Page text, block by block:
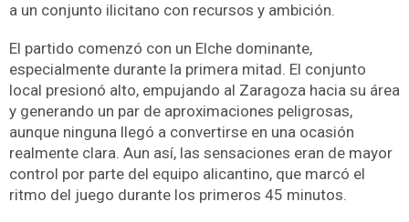
a un conjunto ilicitano con recursos y ambición.
El partido comenzó con un Elche dominante,
especialmente durante la primera mitad. El conjunto
local presionó alto, empujando al Zaragoza hacia su área
y generando un par de aproximaciones peligrosas,
aunque ninguna llegó a convertirse en una ocasión
realmente clara. Aun así, las sensaciones eran de mayor
control por parte del equipo alicantino, que marcó el
ritmo del juego durante los primeros 45 minutos.